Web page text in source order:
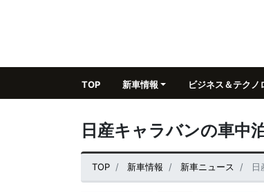
TOP 新車情報 ビジネス＆テクノ
日産キャラバンの車中
TOP 新車情報 新車ニュース 日